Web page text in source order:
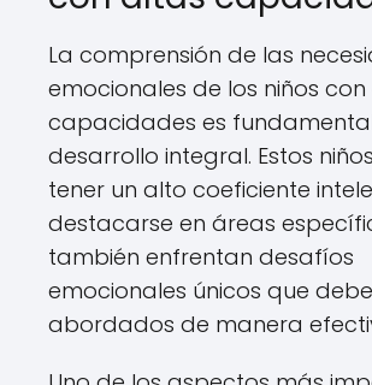
La comprensión de las
emocionales de los niños
capacidades es
desarrollo integral. Estos
tener un alto coeficiente
destacarse en áreas
también enfrentan desafíos
emocionales únicos que
abordados de manera